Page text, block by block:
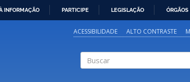
INFORMAÇÃO PARTICIPE LEGISLAÇÃO
ACESSIBILIDADE ALTO CONTRASTE